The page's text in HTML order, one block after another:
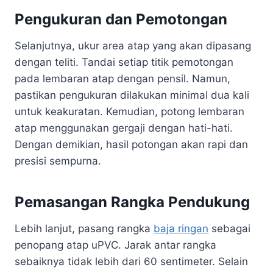
Pengukuran dan Pemotongan
Selanjutnya, ukur area atap yang akan dipasang
dengan teliti. Tandai setiap titik pemotongan
pada lembaran atap dengan pensil. Namun,
pastikan pengukuran dilakukan minimal dua kali
untuk keakuratan. Kemudian, potong lembaran
atap menggunakan gergaji dengan hati-hati.
Dengan demikian, hasil potongan akan rapi dan
presisi sempurna.
Pemasangan Rangka Pendukung
Lebih lanjut, pasang rangka baja ringan sebagai
penopang atap uPVC. Jarak antar rangka
sebaiknya tidak lebih dari 60 sentimeter. Selain